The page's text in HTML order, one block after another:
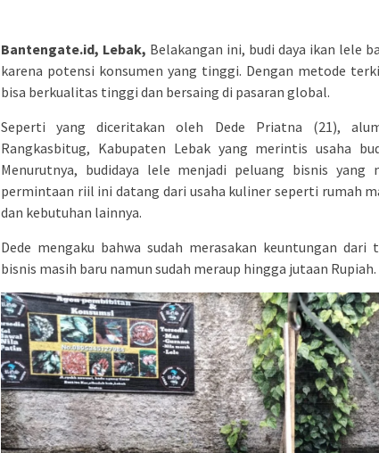
Bantengate.id, Lebak, Belakangan ini, budi daya ikan lele
karena potensi konsumen yang tinggi. Dengan metode
bisa berkualitas tinggi dan bersaing di pasaran global.
Seperti yang diceritakan oleh Dede Priatna (21),
Rangkasbitug, Kabupaten Lebak yang merintis usaha
Menurutnya, budidaya lele menjadi peluang bisnis yang
permintaan riil ini datang dari usaha kuliner seperti rumah
dan kebutuhan lainnya.
Dede mengaku bahwa sudah merasakan keuntungan
bisnis masih baru namun sudah meraup hingga jutaan Rupiah.